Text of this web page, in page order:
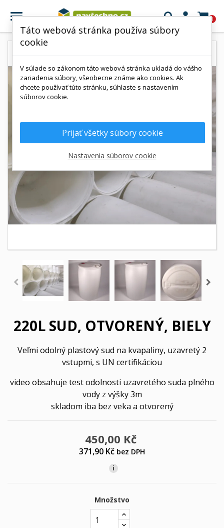
 0
220L SUD, OTVORENÝ, BIELY
Veľmi odolný plastový sud na kvapaliny, uzavretý 2
vstupmi, s UN certifikáciou
video obsahuje test odolnosti uzavretého suda plného
vody z výšky 3m
skladom iba bez veka a otvorený
450,00 Kč
371,90 Kč bez DPH
i
Množstvo
Táto webová stránka používa súbory
cookie
V súlade so zákonom táto webová stránka ukladá do vášho
zariadenia súbory, všeobecne známe ako cookies. Ak
chcete používať túto stránku, súhlaste s nastavením
súborov cookie.
Prijať všetky súbory cookie
Nastavenia súborov cookie